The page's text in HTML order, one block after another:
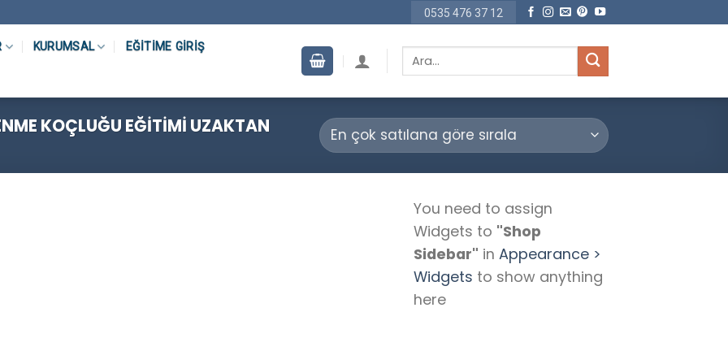
0535 476 37 12
KURUMSAL EĞITIME GIRIŞ Ara:
KOÇLUĞU EĞITIMI UZAKTAN
You need to assign
Widgets to "Shop
Sidebar" in Appearance >
Widgets to show anything
here